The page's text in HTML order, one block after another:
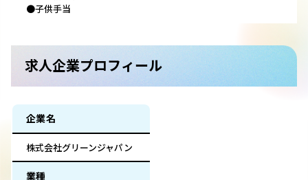
●子供手当
求人企業プロフィール
企業名
株式会社グリーンジャパン
業種